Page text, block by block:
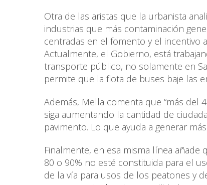
Otra de las aristas que la urbanista
industrias que más contaminación
centradas en el fomento y el incentivo
Actualmente, el Gobierno, está
transporte público, no solamente en
permite que la flota de buses baje las
Además, Mella comenta que “más del
siga aumentando la cantidad de
pavimento. Lo que ayuda a generar
Finalmente, en esa misma línea añade
80 o 90% no esté constituida para el
de la vía para usos de los peatones y